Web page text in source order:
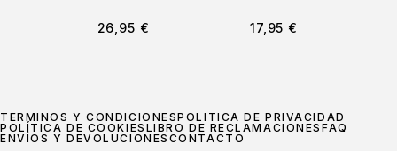
CONEJO
26,95 € 17,95 €
TÉRMINOS Y CONDICIONESPOLÍTICA DE PRIVACIDAD
POLÍTICA DE COOKIES LIBRO DE RECLAMACIONES FAQ
ENVÍOS Y DEVOLUCIONES CONTACTO